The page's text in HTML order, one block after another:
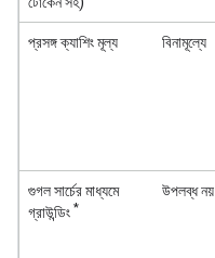
প্রসঙ্গ ক্যাশিং মূল্য বিনামূল্যে
গুগল সার্চের মাধ্যমে
গ্রাউন্ডিং *
উপলব্ধ নয়